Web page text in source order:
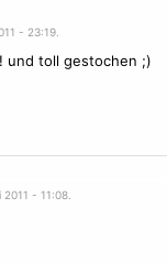
- 23:19.
und toll gestochen ;)
- 11:08.